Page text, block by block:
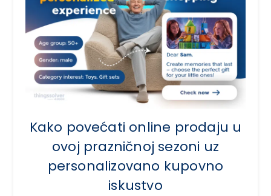
Kako povećati online prodaju u
ovoj prazničnoj sezoni uz
personalizovano kupovno
iskustvo